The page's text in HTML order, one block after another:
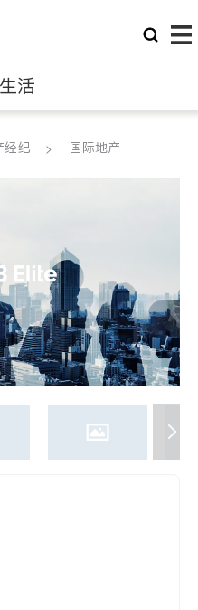
生活
律师
师
经纪 国际地产